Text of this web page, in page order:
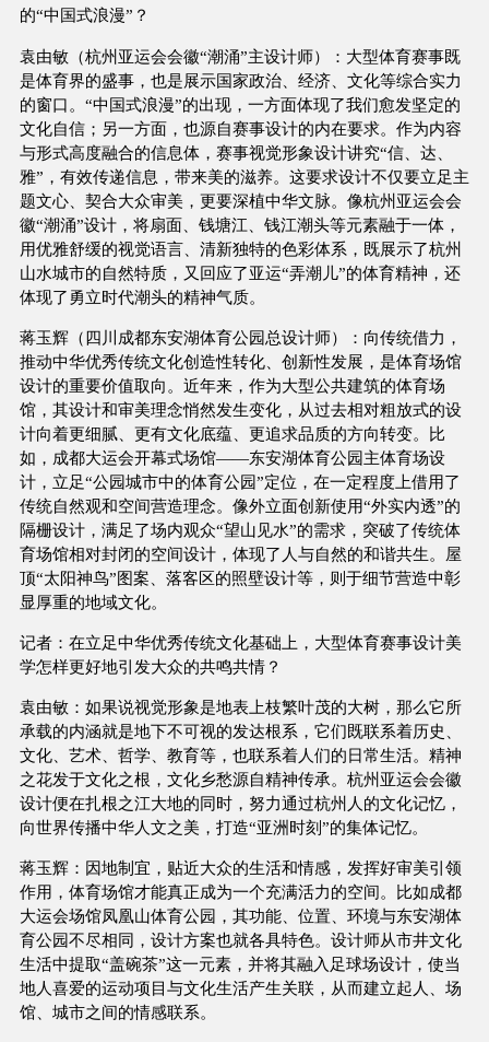
的“中国式浪漫”？
袁由敏（杭州亚运会会徽“潮涌”主设计师）：大型体育赛事既
是体育界的盛事，也是展示国家政治、经济、文化等综合实力
的窗口。“中国式浪漫”的出现，一方面体现了我们愈发坚定的
文化自信；另一方面，也源自赛事设计的内在要求。作为内容
与形式高度融合的信息体，赛事视觉形象设计讲究“信、达、
雅”，有效传递信息，带来美的滋养。这要求设计不仅要立足主
题文心、契合大众审美，更要深植中华文脉。像杭州亚运会会
徽“潮涌”设计，将扇面、钱塘江、钱江潮头等元素融于一体，
用优雅舒缓的视觉语言、清新独特的色彩体系，既展示了杭州
山水城市的自然特质，又回应了亚运“弄潮儿”的体育精神，还
体现了勇立时代潮头的精神气质。
蒋玉辉（四川成都东安湖体育公园总设计师）：向传统借力，
推动中华优秀传统文化创造性转化、创新性发展，是体育场馆
设计的重要价值取向。近年来，作为大型公共建筑的体育场
馆，其设计和审美理念悄然发生变化，从过去相对粗放式的设
计向着更细腻、更有文化底蕴、更追求品质的方向转变。比
如，成都大运会开幕式场馆——东安湖体育公园主体育场设
计，立足“公园城市中的体育公园”定位，在一定程度上借用了
传统自然观和空间营造理念。像外立面创新使用“外实内透”的
隔栅设计，满足了场内观众“望山见水”的需求，突破了传统体
育场馆相对封闭的空间设计，体现了人与自然的和谐共生。屋
顶“太阳神鸟”图案、落客区的照壁设计等，则于细节营造中彰
显厚重的地域文化。
记者：在立足中华优秀传统文化基础上，大型体育赛事设计美
学怎样更好地引发大众的共鸣共情？
袁由敏：如果说视觉形象是地表上枝繁叶茂的大树，那么它所
承载的内涵就是地下不可视的发达根系，它们既联系着历史、
文化、艺术、哲学、教育等，也联系着人们的日常生活。精神
之花发于文化之根，文化乡愁源自精神传承。杭州亚运会会徽
设计便在扎根之江大地的同时，努力通过杭州人的文化记忆，
向世界传播中华人文之美，打造“亚洲时刻”的集体记忆。
蒋玉辉：因地制宜，贴近大众的生活和情感，发挥好审美引领
作用，体育场馆才能真正成为一个充满活力的空间。比如成都
大运会场馆凤凰山体育公园，其功能、位置、环境与东安湖体
育公园不尽相同，设计方案也就各具特色。设计师从市井文化
生活中提取“盖碗茶”这一元素，并将其融入足球场设计，使当
地人喜爱的运动项目与文化生活产生关联，从而建立起人、场
馆、城市之间的情感联系。